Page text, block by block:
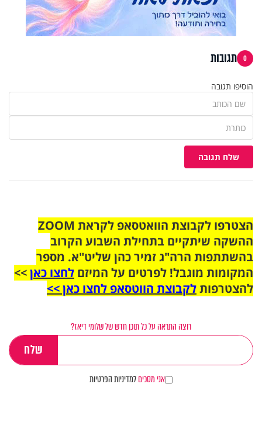
0 תגובות
הוסיפו תגובה
שלח תגובה
הצטרפו לקבוצת הוואטסאפ לקראת ZOOM
ההשקה שיתקיים בתחילת השבוע הקרוב
בהשתתפות הרה"ג זמיר כהן שליט"א. מספר
המקומות מוגבל! לפרטים על המיזם לחצו כאן>>
להצטרפותלקבוצת הווטסאפ לחצו כאן >>
רוצה התראה על כל תוכן חדש של שלומי דיאז?
אני מסכיםלמדיניות הפרטיות